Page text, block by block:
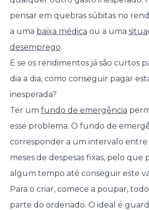
pensar em quebras súbitas no
a uma baixa médica ou a uma
desemprego.
E se os rendimentos já são curtos
dia a dia, como conseguir pagar
inesperada?
Ter um fundo de emergência
esse problema. O fundo de
corresponder a um intervalo entre
meses de despesas fixas, pelo que
algum tempo até conseguir este
Para o criar, comece a poupar,
parte do ordenado. O ideal é